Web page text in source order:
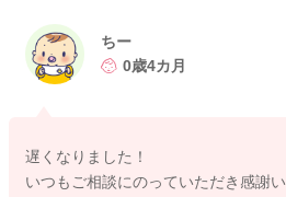
ちー
0歳4カ月
遅くなりました！
いつもご相談にのっていただき感謝